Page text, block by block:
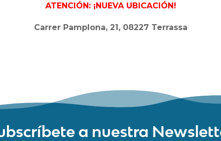
ATENCIÓN: ¡NUEVA UBICACIÓN!
Carrer Pamplona, 21, 08227 Terrassa
a nuestra